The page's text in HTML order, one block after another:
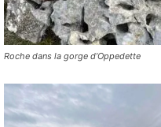
Roche dans la gorge d’Oppedette